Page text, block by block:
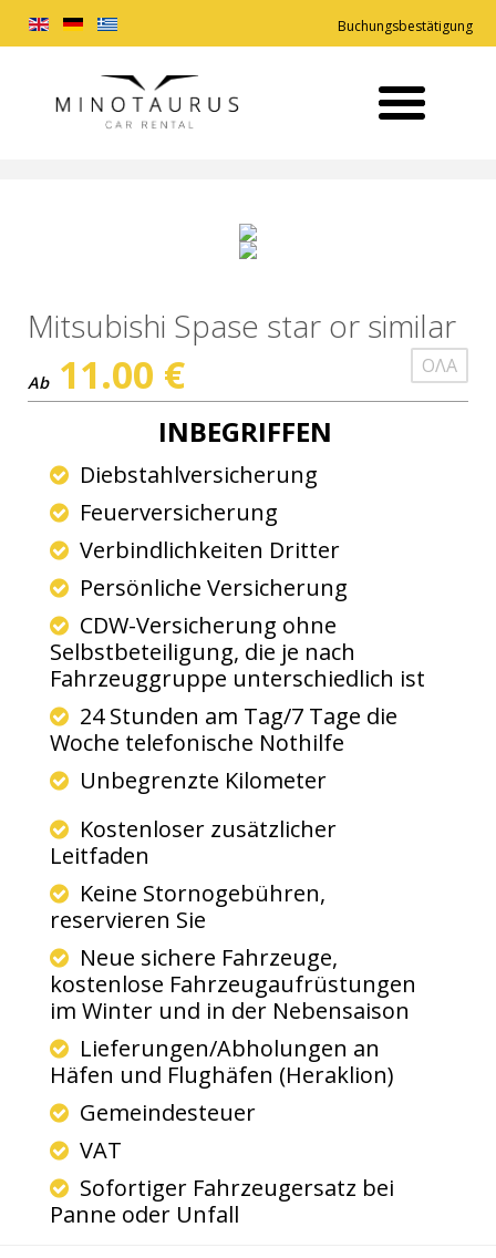
Buchungsbestätigung
Mitsubishi Spase star or similar
ΟΛΑ
Ab 11.00 €
INBEGRIFFEN
Diebstahlversicherung
Feuerversicherung
Verbindlichkeiten Dritter
Persönliche Versicherung
CDW-Versicherung ohne
Selbstbeteiligung, die je nach
Fahrzeuggruppe unterschiedlich ist
24 Stunden am Tag/7 Tage die
Woche telefonische Nothilfe
Unbegrenzte Kilometer
Kostenloser zusätzlicher
Leitfaden
Keine Stornogebühren,
reservieren Sie
Neue sichere Fahrzeuge,
kostenlose Fahrzeugaufrüstungen
im Winter und in der Nebensaison
Lieferungen/Abholungen an
Häfen und Flughäfen (Heraklion)
Gemeindesteuer
VAT
Sofortiger Fahrzeugersatz bei
Panne oder Unfall